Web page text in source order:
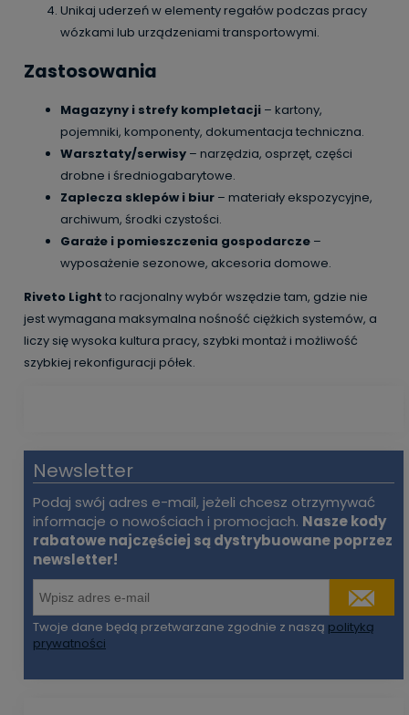
Unikaj uderzeń w elementy regałów podczas pracy
wózkami lub urządzeniami transportowymi.
Zastosowania
Magazyny i strefy kompletacji – kartony,
pojemniki, komponenty, dokumentacja techniczna.
Warsztaty/serwisy – narzędzia, osprzęt, części
drobne i średniogabarytowe.
Zaplecza sklepów i biur – materiały ekspozycyjne,
archiwum, środki czystości.
Garaże i pomieszczenia gospodarcze –
wyposażenie sezonowe, akcesoria domowe.
Riveto Light to racjonalny wybór wszędzie tam, gdzie nie
jest wymagana maksymalna nośność ciężkich systemów, a
liczy się wysoka kultura pracy, szybki montaż i możliwość
szybkiej rekonfiguracji półek.
Newsletter
Podaj swój adres e-mail, jeżeli chcesz otrzymywać
informacje o nowościach i promocjach. Nasze kody
rabatowe najczęściej są dystrybuowane poprzez
newsletter!
Twoje dane będą przetwarzane zgodnie z naszą polityką
prywatności